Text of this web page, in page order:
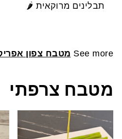
תבלינים מרוקאית 🌶️
See more מטבח צפון
מטבח צרפתי